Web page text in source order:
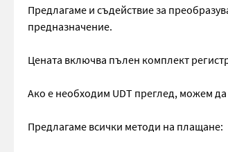
Предлагаме и съдействие за
предназначение.
Цената включва пълен комплект
Ако е необходим UDT преглед, можем
Предлагаме всички методи на плащане: